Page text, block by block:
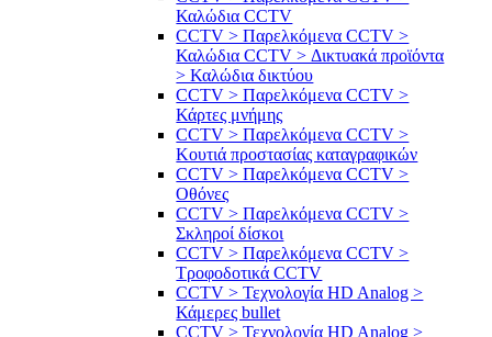
Καλώδια CCTV
CCTV > Παρελκόμενα CCTV >
Καλώδια CCTV > Δικτυακά προϊόντα
> Καλώδια δικτύου
CCTV > Παρελκόμενα CCTV >
Κάρτες μνήμης
CCTV > Παρελκόμενα CCTV >
Κουτιά προστασίας καταγραφικών
CCTV > Παρελκόμενα CCTV >
Οθόνες
CCTV > Παρελκόμενα CCTV >
Σκληροί δίσκοι
CCTV > Παρελκόμενα CCTV >
Τροφοδοτικά CCTV
CCTV > Τεχνολογία HD Analog >
Κάμερες bullet
CCTV > Τεχνολογία HD Analog >